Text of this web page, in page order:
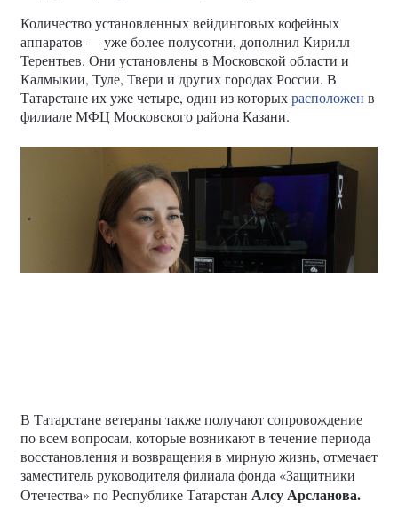
Количество установленных вейдинговых кофейных
аппаратов — уже более полусотни, дополнил Кирилл
Терентьев. Они установлены в Московской области и
Калмыкии, Туле, Твери и других городах России. В
Татарстане их уже четыре, один из которыхрасположен в
филиале МФЦ Московского района Казани.
В Татарстане ветераны также получают сопровождение
по всем вопросам, которые возникают в течение периода
восстановления и возвращения в мирную жизнь, отмечает
заместитель руководителя филиала фонда «Защитники
Отечества» по Республике Татарстан Алсу Арсланова.